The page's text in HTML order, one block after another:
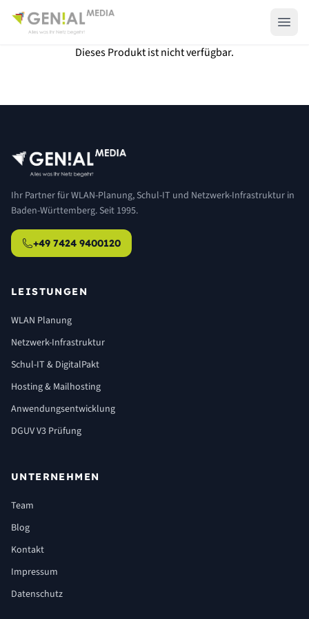
Dieses Produkt ist nicht verfügbar.
Ihr Partner für WLAN-Planung, Schul-IT und Netzwerk-Infrastruktur in
Baden-Württemberg. Seit 1995.
+49 7424 9400120
LEISTUNGEN
WLAN Planung
Netzwerk-Infrastruktur
Schul-IT & DigitalPakt
Hosting & Mailhosting
Anwendungsentwicklung
DGUV V3 Prüfung
UNTERNEHMEN
Team
Blog
Kontakt
Impressum
Datenschutz